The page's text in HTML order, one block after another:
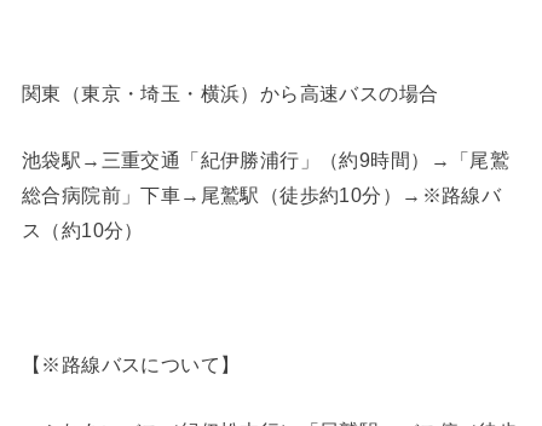
関東（東京・埼玉・横浜）から高速バスの場合
池袋駅→三重交通「紀伊勝浦行」（約9時間）→「尾鷲
総合病院前」下車→尾鷲駅（徒歩約10分）→※路線バ
ス（約10分）
【※路線バスについて】